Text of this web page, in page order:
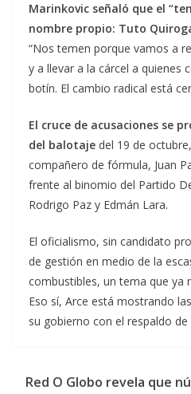
Marinkovic señaló que el
nombre propio: Tuto
“Nos temen porque vamos a
y a llevar a la cárcel a quienes
botín. El cambio radical está
El cruce de acusaciones se
del balotaje del 19 de
compañero de fórmula, Juan
frente al binomio del Partido
Rodrigo Paz y Edmán Lara.
El oficialismo, sin candidato
de gestión en medio de la
combustibles, un tema que ya
Eso sí, Arce está mostrando
su gobierno con el respaldo
Red O Globo revela que